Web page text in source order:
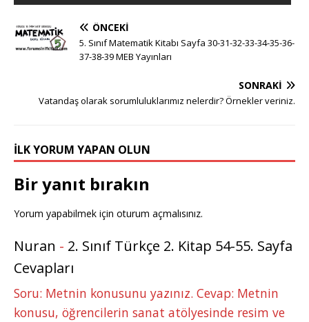
ÖNCEKI
5. Sınıf Matematik Kitabı Sayfa 30-31-32-33-34-35-36-
37-38-39 MEB Yayınları
SONRAKI
Vatandaş olarak sorumluluklarımız nelerdir? Örnekler veriniz.
İLK YORUM YAPAN OLUN
Bir yanıt bırakın
Yorum yapabilmek için oturum açmalısınız.
Nuran - 2. Sınıf Türkçe 2. Kitap 54-55. Sayfa
Cevapları
Soru: Metnin konusunu yazınız. Cevap: Metnin
konusu, öğrencilerin sanat atölyesinde resim ve